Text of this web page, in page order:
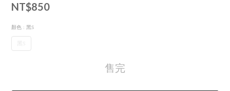
NT$850
顏色 : 黑S
售完